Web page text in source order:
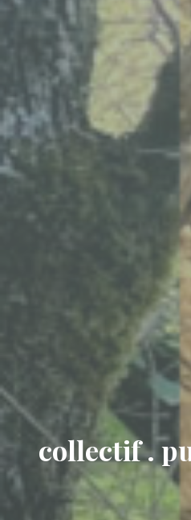
collectif .